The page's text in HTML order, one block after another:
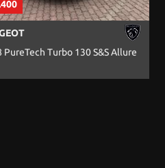
€ 14.900
NISSAN
Juke 1.0 DIG-T 114 CV N-